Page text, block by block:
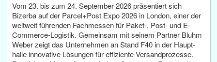
Vom 23. bis zum 24. September 2026 präsentiert sich
Bizerba auf der Parcel+Post Expo 2026 in London, einer der
weltweit führenden Fachmessen für Paket-, Post- und E-
Commerce-Logistik. Gemeinsam mit seinem Partner Bluhm
Weber zeigt das Unternehmen an Stand F40 in der Haupt­
halle innovative Lösungen für effiziente Versandprozesse.